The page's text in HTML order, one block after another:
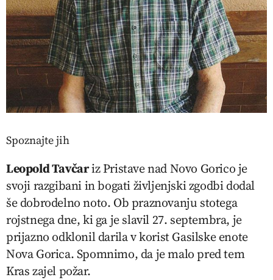
Spoznajte jih
Leopold Tavčariz Pristave nad Novo Gorico je
svoji razgibani in bogati življenjski zgodbi dodal
še dobrodelno noto. Ob praznovanju stotega
rojstnega dne, ki ga je slavil 27. septembra, je
prijazno odklonil darila v korist Gasilske enote
Nova Gorica. Spomnimo, da je malo pred tem
Kras zajel požar.